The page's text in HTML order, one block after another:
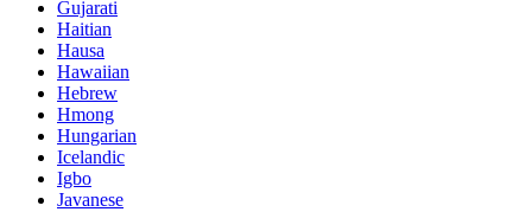
Gujarati
Haitian
Hausa
Hawaiian
Hebrew
Hmong
Hungarian
Icelandic
Igbo
Javanese